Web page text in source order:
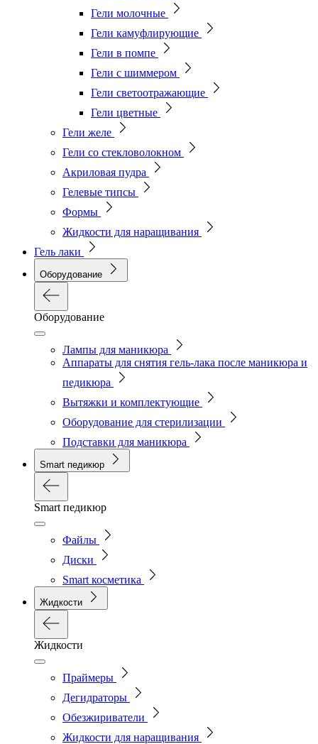
Гели молочные
Гели камуфлирующие
Гели в помпе
Гели с шиммером
Гели светоотражающие
Гели цветные
Гели желе
Гели со стекловолокном
Акриловая пудра
Гелевые типсы
Формы
Жидкости для наращивания
Гель лаки
Оборудование
Оборудование
Лампы для маникюра
Аппараты для снятия гель-лака после маникюра и
педикюра
Вытяжки и комплектующие
Оборудование для стерилизации
Подставки для маникюра
Smart педикюр
Smart педикюр
Файлы
Диски
Smart косметика
Жидкости
Жидкости
Праймеры
Дегидраторы
Обезжириватели
Жидкости для наращивания